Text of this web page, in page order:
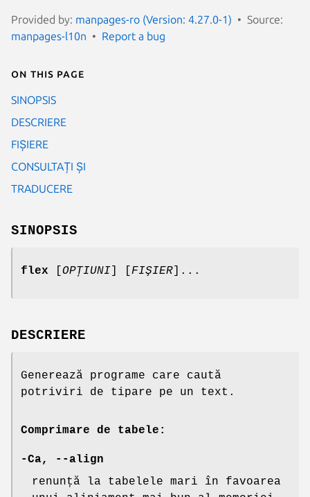
Provided by: manpages-ro (Version: 4.27.0-1)
Source:
manpages-l10n
Report a bug
On this page
SINOPSIS
DESCRIERE
FIȘIERE
CONSULTAȚI ȘI
TRADUCERE
SINOPSIS
flex OPŢIUNI FIŞIER ]...
DESCRIERE
Generează programe care caută
potriviri de tipare pe un text.
Comprimare de tabele:
-Ca,
--align
renunță la tabelele mari în favoarea